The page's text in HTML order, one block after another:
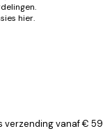
hier.
verzending vanaf € 59